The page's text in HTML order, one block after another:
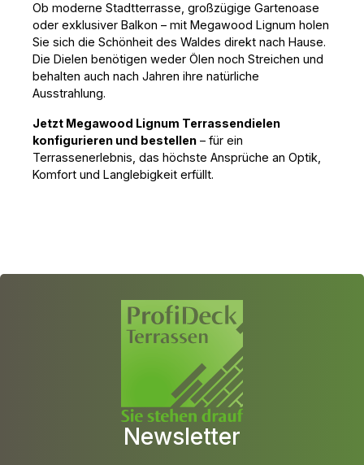
Ob moderne Stadtterrasse, großzügige Gartenoase
oder exklusiver Balkon – mit Megawood Lignum holen
Sie sich die Schönheit des Waldes direkt nach Hause.
Die Dielen benötigen weder Ölen noch Streichen und
behalten auch nach Jahren ihre natürliche
Ausstrahlung.
Jetzt Megawood Lignum Terrassendielen
konfigurieren und bestellen – für ein
Terrassenerlebnis, das höchste Ansprüche an Optik,
Komfort und Langlebigkeit erfüllt.
Newsletter